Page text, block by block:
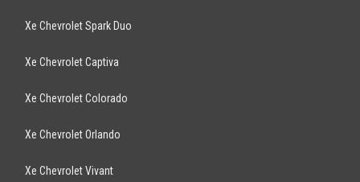
Xe Chevrolet Spark Duo
Xe Chevrolet Captiva
Xe Chevrolet Colorado
Xe Chevrolet Orlando
Xe Chevrolet Vivant